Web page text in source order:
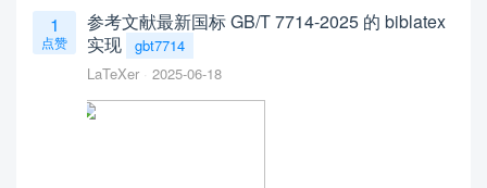
1
点赞
参考文献最新国标 GB/T 7714-2025 的 biblatex
实现
gbt7714
LaTeXer
2025-06-18